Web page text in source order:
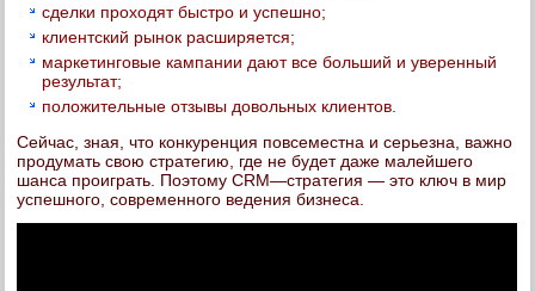
сделки проходят быстро и успешно;
клиентский рынок расширяется;
маркетинговые кампании дают все больший и уверенный
результат;
положительные отзывы довольных клиентов.
Сейчас, зная, что конкуренция повсеместна и серьезна, важно
продумать свою стратегию, где не будет даже малейшего
шанса проиграть. Поэтому CRM—стратегия — это ключ в мир
успешного, современного ведения бизнеса.